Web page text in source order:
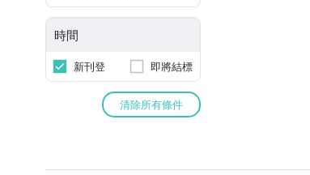
時間
新刊登 即將結標
清除所有條件